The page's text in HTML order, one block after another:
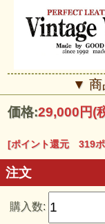
■■■Vintage
1992年の創業より販
ベルトには世界で1
やコレクションに最
他を圧倒する存在 感
▼ 商
価格:29,000円(
[ポイント還元 319
注文
購入数: